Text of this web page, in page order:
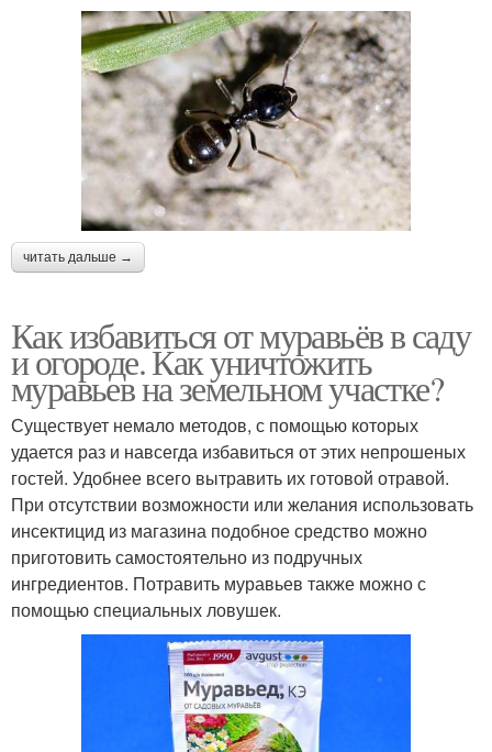
читать дальше →
Как избавиться от муравьёв в саду
и огороде. Как уничтожить
муравьев на земельном участке?
Существует немало методов, с помощью которых
удается раз и навсегда избавиться от этих непрошеных
гостей. Удобнее всего вытравить их готовой отравой.
При отсутствии возможности или желания использовать
инсектицид из магазина подобное средство можно
приготовить самостоятельно из подручных
ингредиентов. Потравить муравьев также можно с
помощью специальных ловушек.